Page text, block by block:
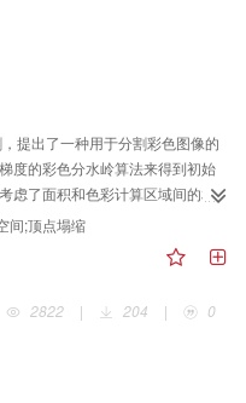
提出了一种用于分割彩色图像的
度的彩色分水岭算法来得到初始
虑了面积和色彩计算区域间的相
graph）和NNG（nearest
着，基于HSV空间中的色彩全序
缩算法实现的彩色形态学开闭算
像中的极值点与物体间的对应
级的表示，并用区域在不同尺度
且可提高计算效率。
间;顶点塌缩
2822
| 204 | 0